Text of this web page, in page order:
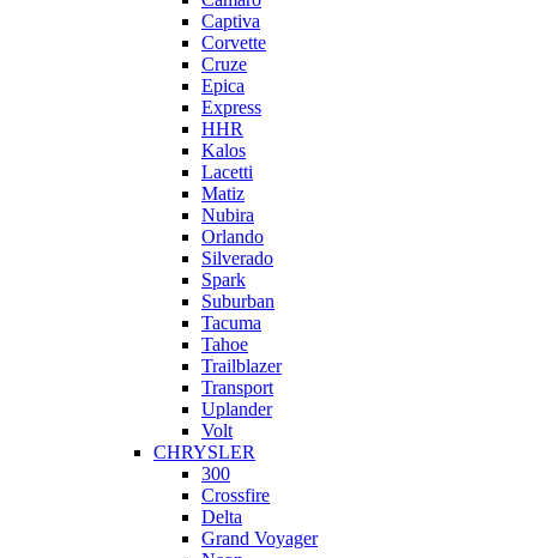
Captiva
Corvette
Cruze
Epica
Express
HHR
Kalos
Lacetti
Matiz
Nubira
Orlando
Silverado
Spark
Suburban
Tacuma
Tahoe
Trailblazer
Transport
Uplander
Volt
CHRYSLER
300
Crossfire
Delta
Grand Voyager